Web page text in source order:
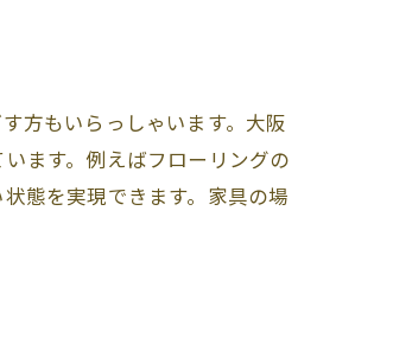
方もいらっしゃいます。大阪
ます。例えばフローリングの
態を実現できます。家具の場